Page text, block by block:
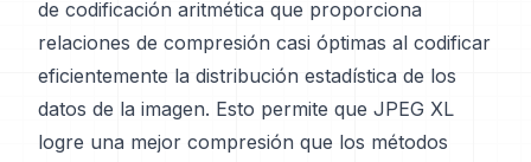
de codificación aritmética que proporciona
relaciones de compresión casi óptimas al codificar
eficientemente la distribución estadística de los
datos de la imagen. Esto permite que JPEG XL
logre una mejor compresión que los métodos